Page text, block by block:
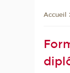
Accueil